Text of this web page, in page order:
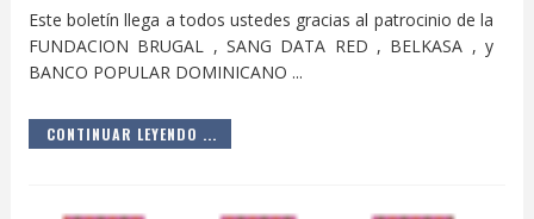
Este boletín llega a todos ustedes gracias al patrocinio de la
FUNDACION BRUGAL , SANG DATA RED , BELKASA , y
BANCO POPULAR DOMINICANO ...
CONTINUAR LEYENDO ...